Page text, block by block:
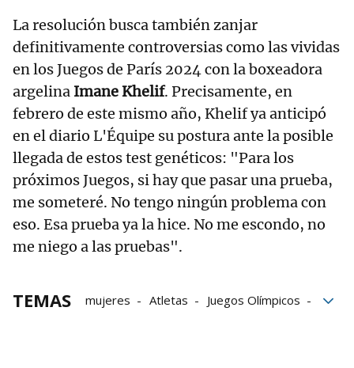
La resolución busca también zanjar
definitivamente controversias como las vividas
en los Juegos de París 2024 con la boxeadora
argelina Imane Khelif. Precisamente, en
febrero de este mismo año, Khelif ya anticipó
en el diario L'Équipe su postura ante la posible
llegada de estos test genéticos: "Para los
próximos Juegos, si hay que pasar una prueba,
me someteré. No tengo ningún problema con
eso. Esa prueba ya la hice. No me escondo, no
me niego a las pruebas".
TEMAS mujeres Atletas
Juegos Olímpicos